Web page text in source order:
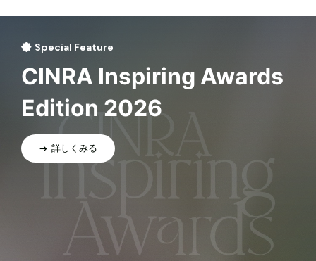
Special Feature
CINRA Inspiring Awards
Edition 2026
詳しくみる